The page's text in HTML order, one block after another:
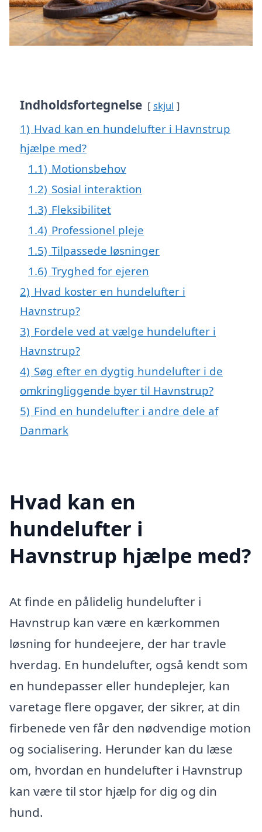
Indholdsfortegnelse skjul
1) Hvad kan en hundelufter i Havnstrup
hjælpe med?
1.1) Motionsbehov
1.2) Sosial interaktion
1.3) Fleksibilitet
1.4) Professionel pleje
1.5) Tilpassede løsninger
1.6) Tryghed for ejeren
2) Hvad koster en hundelufter i
Havnstrup?
3) Fordele ved at vælge hundelufter i
Havnstrup?
4) Søg efter en dygtig hundelufter i de
omkringliggende byer til Havnstrup?
5) Find en hundelufter i andre dele af
Danmark
Hvad kan en
hundelufter i
Havnstrup hjælpe med?
At finde en pålidelig hundelufter i
Havnstrup kan være en kærkommen
løsning for hundeejere, der har travle
hverdag. En hundelufter, også kendt som
en hundepasser eller hundeplejer, kan
varetage flere opgaver, der sikrer, at din
firbenede ven får den nødvendige motion
og socialisering. Herunder kan du læse
om, hvordan en hundelufter i Havnstrup
kan være til stor hjælp for dig og din
hund.